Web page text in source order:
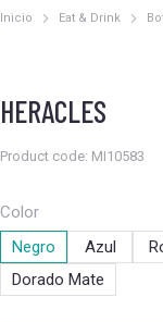
Estás aquí:
Inicio Eat & Drink
HERACLES
Product code: MI10583
Color
Negro
Azul
Dorado Mate